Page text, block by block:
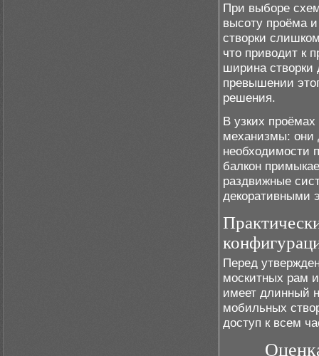
При выборе
высоту проёма
створки
что приводит к
ширина створки
превышении
решения.
В узких
механизмы: они
необходимости
балкон
раздвижные
декоративными
Перед
москитных рам
имеет длинный
мобильных
доступ к всем